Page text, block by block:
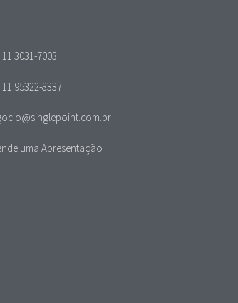
3031-7003
11 95322-8337
uma Apresentação